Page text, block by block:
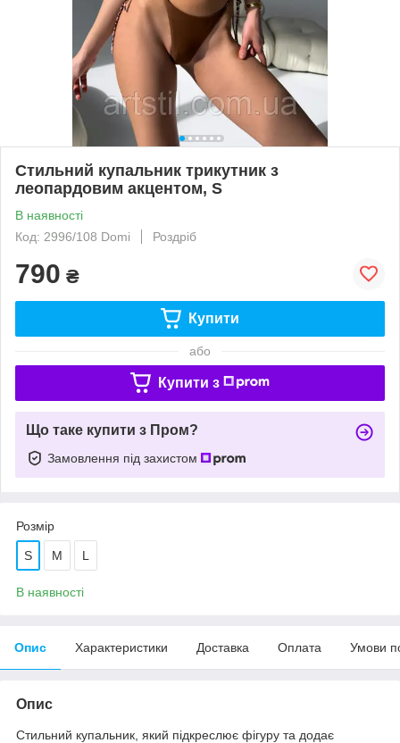
Стильний купальник трикутник з
леопардовим акцентом, S
В наявності
Код: 2996/108 Domi
Роздріб
790 ₴
Купити
або
Купити з
Що таке купити з Пром?
Замовлення під захистом
Розмір
S M L
В наявності
Опис Характеристики Доставка Оплата Умови
Опис
Стильний купальник, який підкреслює фігуру та додає